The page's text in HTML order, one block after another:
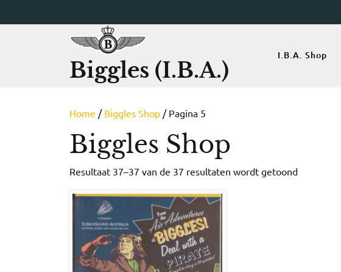
naar
Biggles (I.B.A.)
I.B.A. Shop
Home / Biggles Shop / Pagina 5
Biggles Shop
Resultaat 37–37 van de 37 resultaten wordt getoondGesorteerd